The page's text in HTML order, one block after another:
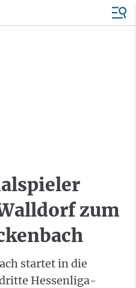
zum
startet in die
Hessenliga-